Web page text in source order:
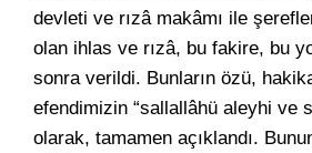
devleti ve rızâ makâmı ile
olan ihlas ve rızâ, bu fakire, bu
sonra verildi. Bunların özü,
efendimizin “sallallâhü aleyhi ve
olarak, tamamen açıklandı.